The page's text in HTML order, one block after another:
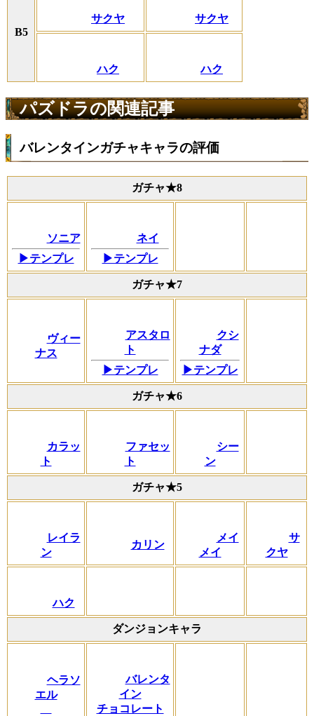
B5
サクヤ サクヤ
ハク ハク
パズドラの関連記事
バレンタインガチャキャラの評価
ガチャ★8
ソニア
▶テンプレ
ネイ
▶テンプレ
ガチャ★7
ヴィー
ナス
アスタロ
ト
▶テンプレ
クシ
ナダ
▶テンプレ
ガチャ★6
カラッ
ト
ファセッ
ト
シー
ン
ガチャ★5
レイラ
ン
カリン
メイ
メイ
サ
クヤ
ハク
ダンジョンキャラ
ヘラソ
エル
バレンタ
イン
チョコレート